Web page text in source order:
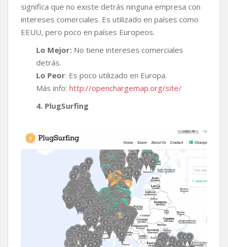
significa que no existe detrás ninguna empresa con
intereses comerciales. Es utilizado en países como
EEUU, pero poco en países Europeos.
Lo Mejor: No tiene intereses comerciales
detrás.
Lo Peor: Es poco utilizado en Europa.
Más info: http://openchargemap.org/site/
4. PlugSurfing